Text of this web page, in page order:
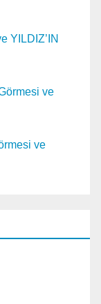
YILDIZ’IN
ve
ve